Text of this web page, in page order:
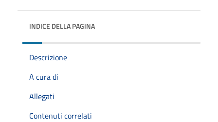
INDICE DELLA PAGINA
Descrizione
A cura di
Allegati
Contenuti correlati